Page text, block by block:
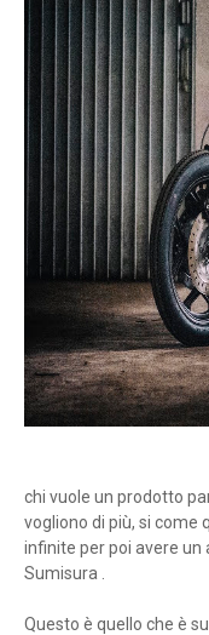
chi vuole un prodotto
vogliono di più, si come
infinite per poi avere un
Sumisura .
Questo è quello che è